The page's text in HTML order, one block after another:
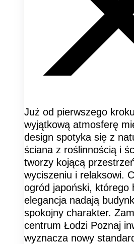
Już od pierwszego
wyjątkową atmosferę
design spotyka się z
ściana z roślinnością i
tworzy kojącą
wyciszeniu i relaksowi.
ogród japoński, którego
elegancja nadają
spokojny charakter.
centrum Łodzi Poznaj
wyznacza nowy